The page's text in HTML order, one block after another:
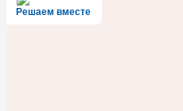
Решаем вместе